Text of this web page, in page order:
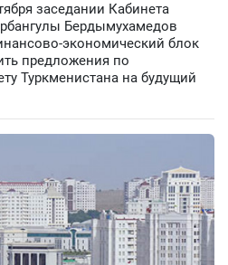
заседании Кабинета
Бердымухамедов
экономический блок
предложения по
Туркменистана на будущий